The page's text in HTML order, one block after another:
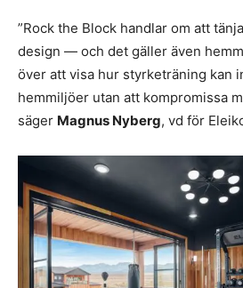
”Rock the Block handlar om att
design — och det gäller även
över att visa hur styrketräning kan
hemmiljöer utan att kompromissa
säger Magnus Nyberg, vd för